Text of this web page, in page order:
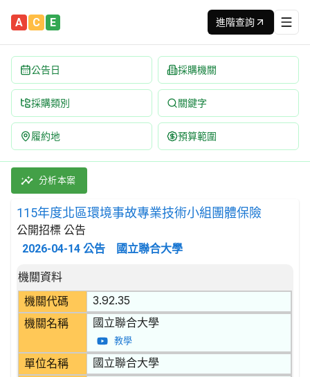
A C E 進階查詢
公告日 採購機關
採購類別 關鍵字
履約地 預算範圍
115年度北區環境事故專業技術小組團體保險 招標公告 | 案
採購類別：勞務類 保險及退休基金輔助服務 | 招標方式：
分析本案
115年度北區環境事故專業技術小組團體保險
公開招標 公告
2026-04-14 公告 國立聯合大學
招標公告詳細內容
機關資料
機關代碼
3.92.35
機關名稱 國立聯合大學
教學
單位名稱 國立聯合大學